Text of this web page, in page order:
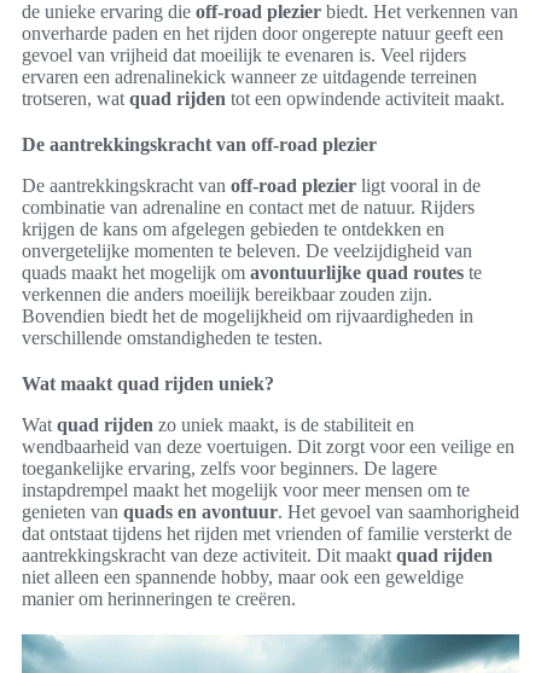
de unieke ervaring die off-road plezier biedt. Het verkennen van
onverharde paden en het rijden door ongerepte natuur geeft een
gevoel van vrijheid dat moeilijk te evenaren is. Veel rijders
ervaren een adrenalinekick wanneer ze uitdagende terreinen
trotseren, wat quad rijden tot een opwindende activiteit maakt.
De aantrekkingskracht van off-road plezier
De aantrekkingskracht van off-road plezier ligt vooral in de
combinatie van adrenaline en contact met de natuur. Rijders
krijgen de kans om afgelegen gebieden te ontdekken en
onvergetelijke momenten te beleven. De veelzijdigheid van
quads maakt het mogelijk om avontuurlijke quad routes te
verkennen die anders moeilijk bereikbaar zouden zijn.
Bovendien biedt het de mogelijkheid om rijvaardigheden in
verschillende omstandigheden te testen.
Wat maakt quad rijden uniek?
Wat quad rijden zo uniek maakt, is de stabiliteit en
wendbaarheid van deze voertuigen. Dit zorgt voor een veilige en
toegankelijke ervaring, zelfs voor beginners. De lagere
instapdrempel maakt het mogelijk voor meer mensen om te
genieten van quads en avontuur. Het gevoel van saamhorigheid
dat ontstaat tijdens het rijden met vrienden of familie versterkt de
aantrekkingskracht van deze activiteit. Dit maakt quad rijden
niet alleen een spannende hobby, maar ook een geweldige
manier om herinneringen te creëren.